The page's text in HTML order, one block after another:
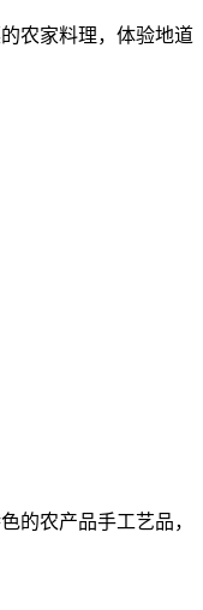
农家料理，体验地道
的农产品手工艺品，